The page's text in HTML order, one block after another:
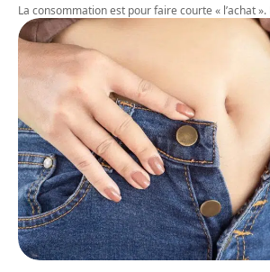
La consommation est pour faire courte « l’achat ».